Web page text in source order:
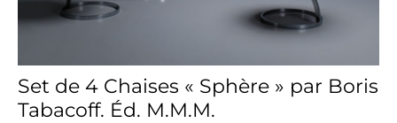
Set de 4 Chaises « Sphère » par Boris
Tabacoff. Éd. M.M.M.